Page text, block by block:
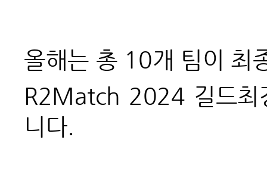
올해는 총 10개 팀이 최
R2Match 2024 길드
니다.